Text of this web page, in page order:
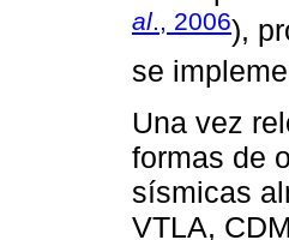
al., 2006),
se
Una vez
formas de
sísmicas
VTLA,